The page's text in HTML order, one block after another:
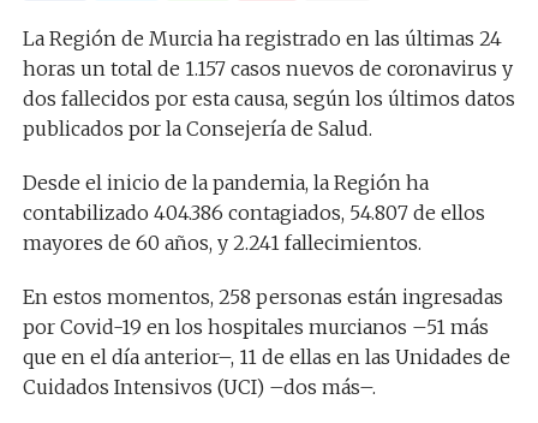
La Región de Murcia ha registrado en las últimas 24
horas un total de 1.157 casos nuevos de coronavirus y
dos fallecidos por esta causa, según los últimos datos
publicados por la Consejería de Salud.
Desde el inicio de la pandemia, la Región ha
contabilizado 404.386 contagiados, 54.807 de ellos
mayores de 60 años, y 2.241 fallecimientos.
En estos momentos, 258 personas están ingresadas
por Covid-19 en los hospitales murcianos –51 más
que en el día anterior–, 11 de ellas en las Unidades de
Cuidados Intensivos (UCI) –dos más–.